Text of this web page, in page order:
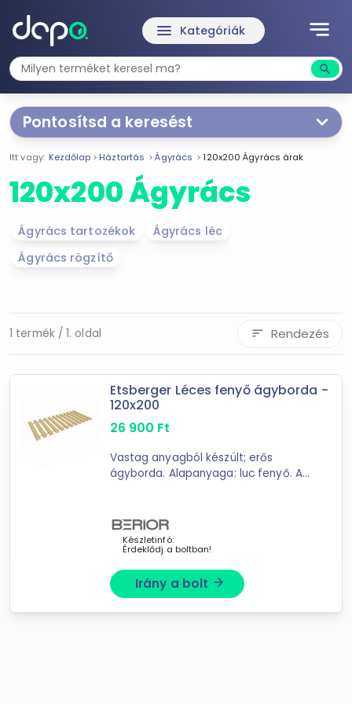
notes
menu Kategóriák
search
Pontosítsd a keresést
Segítünk a keresésben!
Válaszd ki a jellemzőketTe magad!
-
Szűrés
Mást is keresel? Válogass a Depo teljes
tovább válogatok »
Itt vagy: Kezdőlap Háztartás Ágyrács 120x200 Ágyrács árak
120x200 Ágyrács
Ágyrács tartozékok
Ágyrács léc
Ágyrács rögzítő
1 termék / 1. oldal sort Rendezés
Etsberger Léces fenyő ágyborda -
120x200
26 900 Ft
Vastag anyagból készült; erős
ágyborda. Alapanyaga: luc fenyő. A
2 cm; - szélesség 10 cm.
Készletinfó:
Érdeklődj a boltban!
Irány a bolt arrow_forward